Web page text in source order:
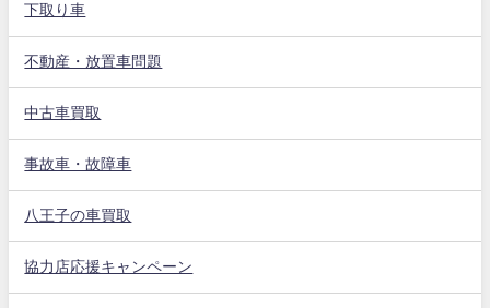
下取り車
不動産・放置車問題
中古車買取
事故車・故障車
八王子の車買取
協力店応援キャンペーン